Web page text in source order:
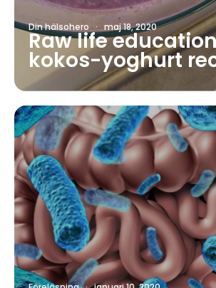
Din hälsohero · maj 18, 2020
Raw life
kokos-yoghurt